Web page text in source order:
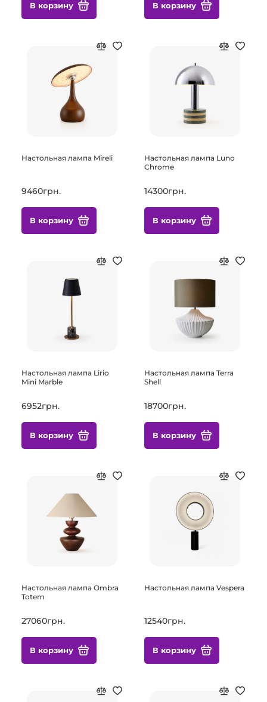
В корзину В корзину
Настольная лампа Mireli
9460грн.
В корзину
Настольная лампа Luno
Chrome
14300грн.
В корзину
Настольная лампа Lirio
Mini Marble
6952грн.
В корзину
Настольная лампа Terra
Shell
18700грн.
В корзину
Настольная лампа Ombra
Totem
27060грн.
В корзину
Настольная лампа Vespera
12540грн.
В корзину